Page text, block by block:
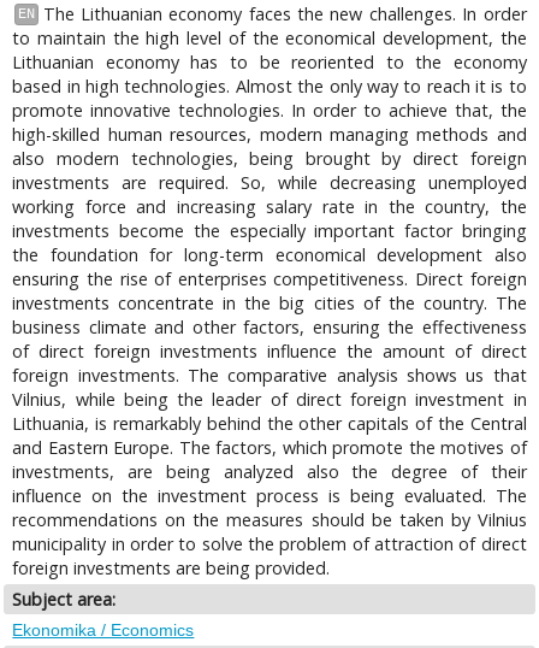
EN
The Lithuanian economy faces the new challenges. In order
to maintain the high level of the economical development, the
Lithuanian economy has to be reoriented to the economy
based in high technologies. Almost the only way to reach it is to
promote innovative technologies. In order to achieve that, the
high-skilled human resources, modern managing methods and
also modern technologies, being brought by direct foreign
investments are required. So, while decreasing unemployed
working force and increasing salary rate in the country, the
investments become the especially important factor bringing
the foundation for long-term economical development also
ensuring the rise of enterprises competitiveness. Direct foreign
investments concentrate in the big cities of the country. The
business climate and other factors, ensuring the effectiveness
of direct foreign investments influence the amount of direct
foreign investments. The comparative analysis shows us that
Vilnius, while being the leader of direct foreign investment in
Lithuania, is remarkably behind the other capitals of the Central
and Eastern Europe. The factors, which promote the motives of
investments, are being analyzed also the degree of their
influence on the investment process is being evaluated. The
recommendations on the measures should be taken by Vilnius
municipality in order to solve the problem of attraction of direct
foreign investments are being provided.
Subject area:
Ekonomika / Economics